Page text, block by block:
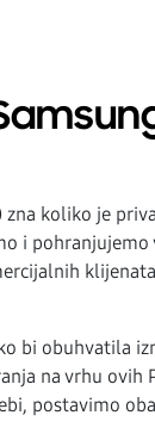
zna koliko je
bi obuhvatila
na vrhu
postavimo